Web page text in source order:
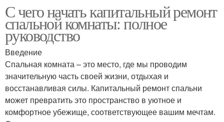
С чего начать капитальный ремонт
спальной комнаты: полное
руководство
Введение
Спальная комната – это место, где мы проводим
значительную часть своей жизни, отдыхая и
восстанавливая силы. Капитальный ремонт спальни
может превратить это пространство в уютное и
комфортное убежище, соответствующее вашим мечтам.